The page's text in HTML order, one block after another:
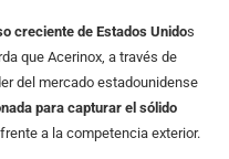
creciente de Estados Unidos
que Acerinox, a través de
del mercado estadounidense
para capturar el sólido
a la competencia exterior.